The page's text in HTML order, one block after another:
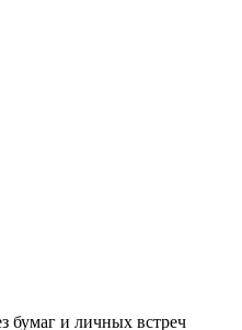
бумаг и личных встреч